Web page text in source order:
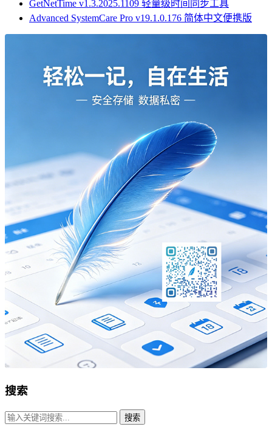
GetNetTime v1.3.2025.1109 轻量级时间同步工具
Advanced SystemCare Pro v19.1.0.176 简体中文便携版
搜索
搜索